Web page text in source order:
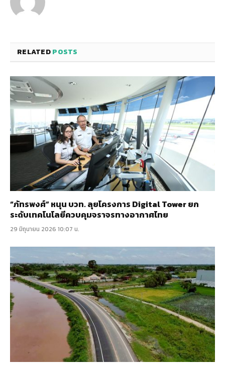
RELATEDPOSTS
“ภัทรพงศ์” หนุน บวท. ลุยโครงการ Digital Tower ยก
ระดับเทคโนโลยีควบคุมจราจรทางอากาศไทย
29 มิถุนายน 2026 10:07 น.